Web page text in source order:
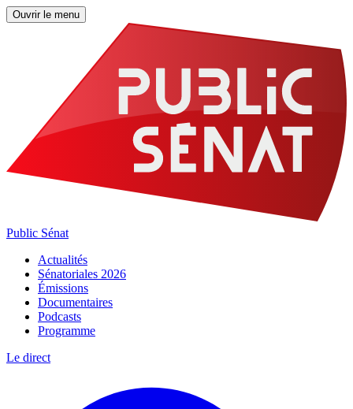
Ouvrir le menu
Public Sénat
Actualités
Sénatoriales 2026
Émissions
Documentaires
Podcasts
Programme
Le direct